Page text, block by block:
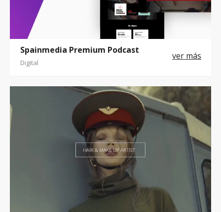
Spainmedia Premium Podcast
Digital